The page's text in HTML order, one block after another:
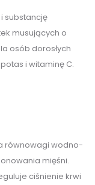
substancję
musujących o
osób dorosłych
i witaminę C.
równowagi wodno-
mięśni.
ciśnienie krwi